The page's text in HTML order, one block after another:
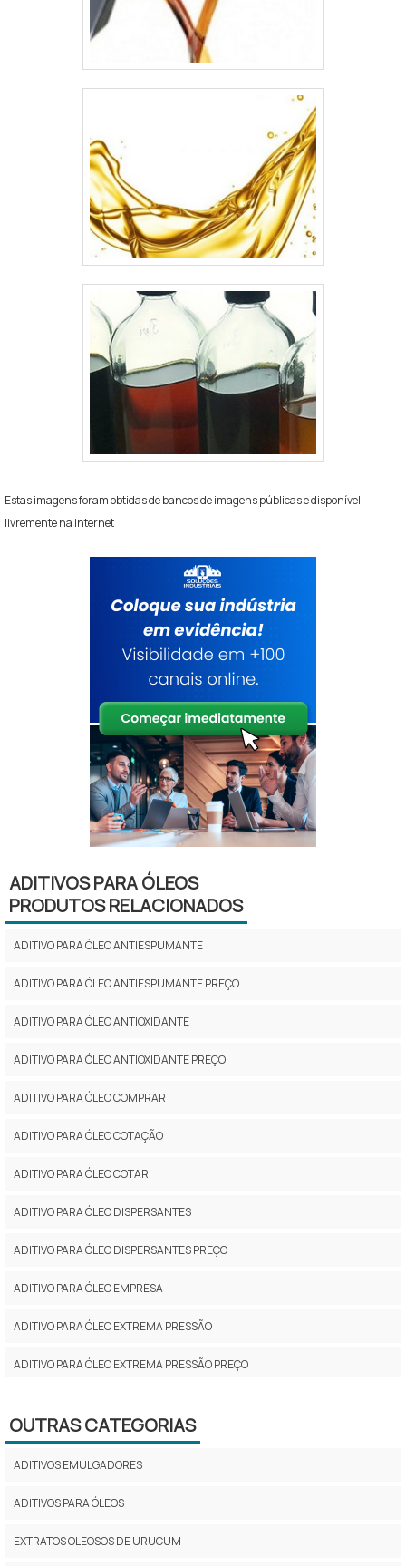
Estas imagens foram obtidas de bancos de imagens públicas e disponível
livremente na internet
ADITIVOS PARA ÓLEOS
PRODUTOS RELACIONADOS
ADITIVO PARA ÓLEO ANTIESPUMANTE
ADITIVO PARA ÓLEO ANTIESPUMANTE PREÇO
ADITIVO PARA ÓLEO ANTIOXIDANTE
ADITIVO PARA ÓLEO ANTIOXIDANTE PREÇO
ADITIVO PARA ÓLEO COMPRAR
ADITIVO PARA ÓLEO COTAÇÃO
ADITIVO PARA ÓLEO COTAR
ADITIVO PARA ÓLEO DISPERSANTES
ADITIVO PARA ÓLEO DISPERSANTES PREÇO
ADITIVO PARA ÓLEO EMPRESA
ADITIVO PARA ÓLEO EXTREMA PRESSÃO
ADITIVO PARA ÓLEO EXTREMA PRESSÃO PREÇO
ADITIVO PARA ÓLEO FORNECEDOR
OUTRAS CATEGORIAS
ADITIVOS EMULGADORES
ADITIVOS PARA ÓLEOS
EXTRATOS OLEOSOS DE URUCUM